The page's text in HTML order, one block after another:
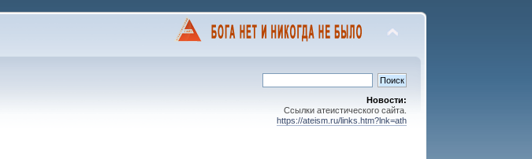
Новости:
Ссылки атеистического сайта.
https://ateism.ru/links.htm?lnk=ath